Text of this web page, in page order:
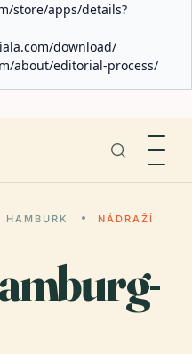
store/apps/details?
download/
about/editorial-process/
HAMBURK
NÁDRAŽÍ